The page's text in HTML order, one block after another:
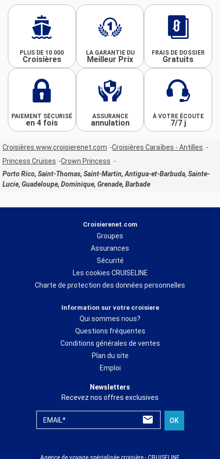
PLUS DE 10 000
Croisières
LA GARANTIE DU
Meilleur Prix
FRAIS DE DOSSIER
Gratuits
PAIEMENT SÉCURISÉ
en 4 fois
ASSURANCE
annulation
À VOTRE ÉCOUTE
7/7 j
Croisières www.croisierenet.com
Croisières Caraïbes - Antilles
Princess Cruises
Crown Princess
Porto Rico, Saint-Thomas, Saint-Martin, Antigua-et-Barbuda, Sainte-
Lucie, Guadeloupe, Dominique, Grenade, Barbade
Croisierenet.com
Groupes
Assurances
Sécurité
Les cookies CRUISELINE
Charte de protection des données personnelles
Information sur votre croisiere
Qui sommes nous?
Questions fréquentes
Conditions générales de ventes
Plan du site
Emploi
Newsletters
Recevez nos offres exclusives
EMAIL* OK
Agence de voyage spécialisée croisière - CRUISELINE